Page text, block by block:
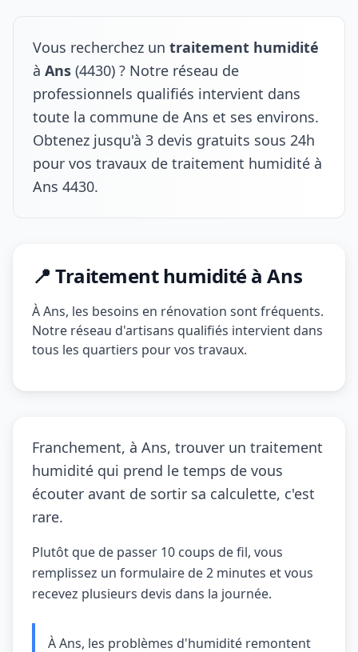
Vous recherchez un traitement humidité
à Ans (4430) ? Notre réseau de
professionnels qualifiés intervient dans
toute la commune de Ans et ses environs.
Obtenez jusqu'à 3 devis gratuits sous 24h
pour vos travaux de traitement humidité à
Ans 4430.
📍 Traitement humidité à Ans
À Ans, les besoins en rénovation sont fréquents.
Notre réseau d'artisans qualifiés intervient dans
tous les quartiers pour vos travaux.
Franchement, à Ans, trouver un traitement
humidité qui prend le temps de vous
écouter avant de sortir sa calculette, c'est
rare.
Plutôt que de passer 10 coups de fil, vous
remplissez un formulaire de 2 minutes et vous
recevez plusieurs devis dans la journée.
À Ans, les problèmes d'humidité remontent